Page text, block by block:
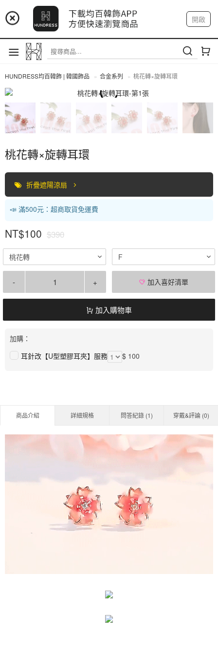
📢 市集預告：9/4-9/6 淡水捷運站
📢 市集預告：9/12-9/13 八里海巡基地
📢 市集預告：8/22-8/23 桃園青埔置地廣場
開啟
註冊 我的帳戶
HUNDRESS均百韓飾 | 韓國飾品 合金系列 桃花轉×旋轉耳環
桃花轉×旋轉耳環
折疊遮陽涼扇
📣 滿500元：超商取貨免運費
NT$100 $390
桃花轉 F
- + 加入喜好清單
加入購物車
加購：
耳針改【U型塑膠耳夾】服務
$ 100
商品介紹 詳細規格 問答紀錄 (1) 穿戴&評論 (0)